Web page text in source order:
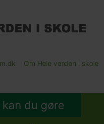
Om Hele verden i skole
kan du gøre